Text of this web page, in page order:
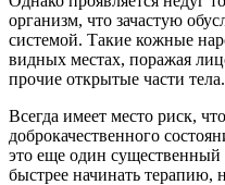
организм, что зачастую
системой. Такие кожные
видных местах, поражая
прочие открытые части тела.
Всегда имеет место риск,
доброкачественного
это еще один
быстрее начинать терапию,